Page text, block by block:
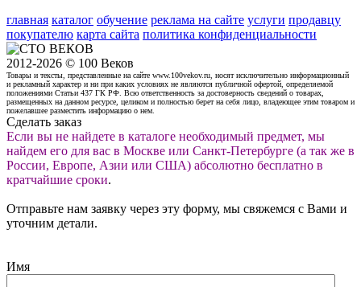
главная каталог обучение реклама на сайте услуги продавцу
покупателю карта сайта политика конфиденциальности
2012-2026 © 100 Веков
Товары и тексты, представленные на сайте www.100vekov.ru, носят исключительно информационный
и рекламный характер и ни при каких условиях не являются публичной офертой, определяемой
положениями Статьи 437 ГК РФ. Всю ответственность за достоверность сведений о товарах,
размещенных на данном ресурсе, целиком и полностью берет на себя лицо, владеющее этим товаром и
пожелавшее разместить информацию о нем.
Сделать заказ
Если вы не найдете в каталоге необходимый предмет, мы
найдем его для вас в Москве или Санкт-Петербурге (а так же в
России, Европе, Азии или США) абсолютно бесплатно в
кратчайшие сроки.
Отправьте нам заявку через эту форму, мы свяжемся с Вами и
уточним детали.
Имя